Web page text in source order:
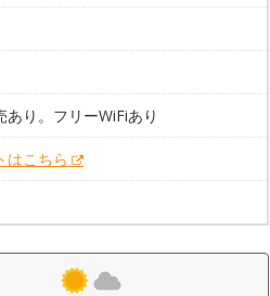
り。フリーWiFiあり
はこちら